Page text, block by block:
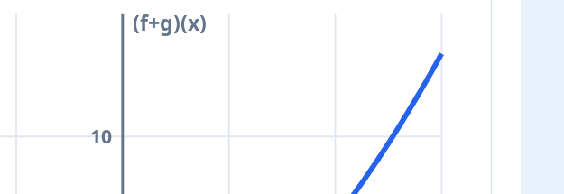
10
(f+g)(x)